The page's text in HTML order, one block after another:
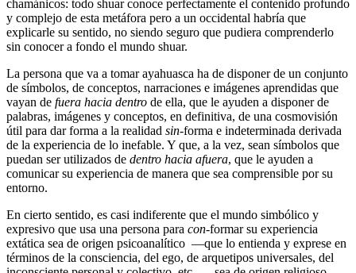
chamánicos: todo shuar conoce perfectamente el contenido profundo
y complejo de esta metáfora pero a un occidental habría que
explicarle su sentido, no siendo seguro que pudiera comprenderlo
sin conocer a fondo el mundo shuar.
La persona que va a tomar ayahuasca ha de disponer de un conjunto
de símbolos, de conceptos, narraciones e imágenes aprendidas que
vayan de fuera hacia dentro de ella, que le ayuden a disponer de
palabras, imágenes y conceptos, en definitiva, de una cosmovisión
útil para dar forma a la realidad sin-forma e indeterminada derivada
de la experiencia de lo inefable. Y que, a la vez, sean símbolos que
puedan ser utilizados de dentro hacia afuera, que le ayuden a
comunicar su experiencia de manera que sea comprensible por su
entorno.
En cierto sentido, es casi indiferente que el mundo simbólico y
expresivo que usa una persona para con-formar su experiencia
extática sea de origen psicoanalítico —que lo entienda y exprese en
términos de la consciencia, del ego, de arquetipos universales, del